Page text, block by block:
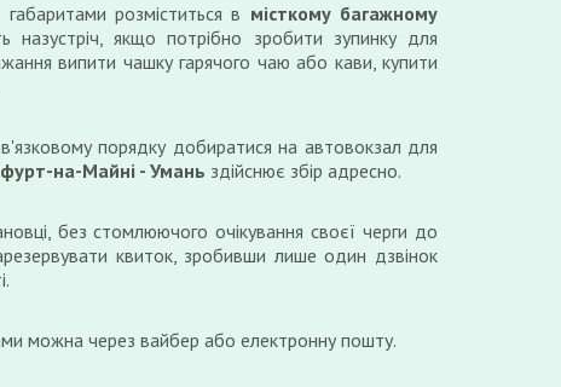
розміститься в місткому багажному
назустріч, якщо потрібно зробити зупинку для
випити чашку гарячого чаю або кави, купити
порядку добиратися на автовокзал для
на-Майні - Умань здійснює збір адресно.
без стомлюючого очікування своєї черги до
квиток, зробивши лише один дзвінок
можна через вайбер або електронну пошту.